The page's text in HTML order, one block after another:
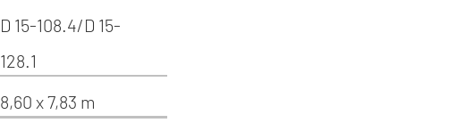
D 15-108.4/D 15-
128.1
8,60 x 7,83 m